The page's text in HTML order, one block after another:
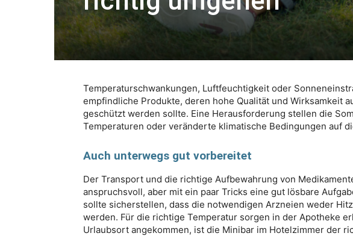
Temperaturschwankungen, Luftfeuchtigkeit oder
empfindliche Produkte, deren hohe Qualität und Wirksamkeit
geschützt werden sollte. Eine Herausforderung stellen die
Temperaturen oder veränderte klimatische Bedingungen auf
Auch unterwegs gut vorbereitet
Der Transport und die richtige Aufbewahrung von
anspruchsvoll, aber mit ein paar Tricks eine gut lösbare
sollte sicherstellen, dass die notwendigen Arzneien weder
werden. Für die richtige Temperatur sorgen in der Apotheke
Urlaubsort angekommen, ist die Minibar im Hotelzimmer der